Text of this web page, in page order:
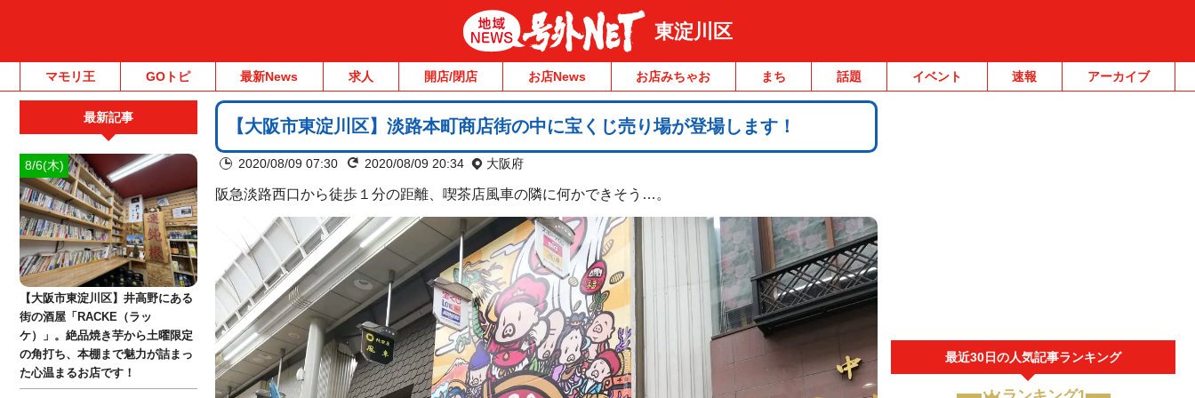
東淀川区
マモリ王 GOトピ 最新News 求人 開店/閉店 お店News お店みちゃお まち 話題 イベント 速報 アーカイブ
【大阪市東淀川区】淡路本町商店街の中に宝くじ売り場が登場します！
2020/08/09 07:30 2020/08/09 20:34 大阪府
阪急淡路西口から徒歩１分の距離、喫茶店風車の隣に何かできそう…。
最近30日の人気記事ランキング
最新記事
8/6(木)
【大阪市東淀川区】井高野にある
街の酒屋「RACKE（ラッ
ケ）」。絶品焼き芋から土曜限定
の角打ち、本棚まで魅力が詰まっ
た心温まるお店です！